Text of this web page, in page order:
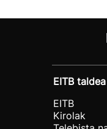
EITB taldea
EITB
Kirolak